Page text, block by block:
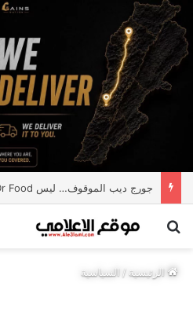
جورج ديب الموقوف… ليس Dr Food
بحث عن
الرئيسية/ السياسية